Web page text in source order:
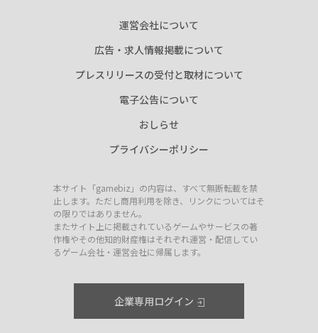
運営会社について
広告・求人情報掲載について
プレスリリースの受付と取材について
電子公告について
おしらせ
プライバシーポリシー
本サイト「gamebiz」の内容は、すべて無断転載を禁
止します。ただし商用利用を除き、リンクについてはそ
の限りではありません。
またサイト上に掲載されているゲームやサービスの著
作権やその他知的財産権はそれぞれ運営・配信してい
るゲーム会社・運営会社に帰属します。
企業専用ログイン